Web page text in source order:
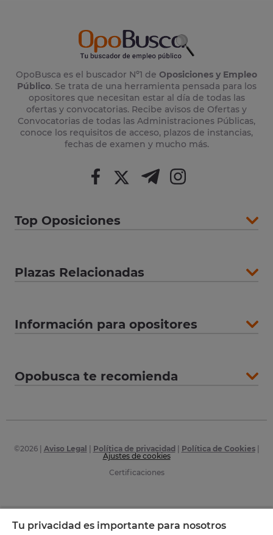
OpoBusca es el buscador Nº1 de Oposiciones y Empleo
Público. Se trata de una herramienta pensada para los
opositores que necesitan estar al día de todas las
ofertas y convocatorias. Recibe avisos de Ofertas y
Convocatorias de todas las Administraciones Públicas,
conoce los requisitos de acceso, plazos de instancias,
fechas de examen y mucho más.
Top Oposiciones
Plazas Relacionadas
Información para opositores
Opobusca te recomienda
©2026| Aviso Legal Política de privacidad Política de Cookies|
Ajustes de cookies
Certificaciones
Tu privacidad es importante para nosotros